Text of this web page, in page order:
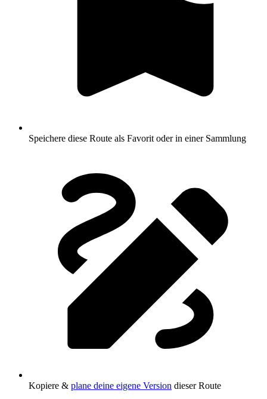
Speichere diese Route als Favorit oder in einer Sammlung
Kopiere & plane deine eigene Version dieser Route